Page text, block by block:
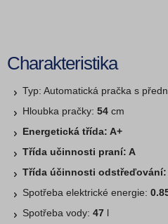
Charakteristika
Typ: Automatická pračka s
Hloubka pračky: 54 cm
Energetická třída: A+
Třída učinnosti praní: A
Třída účinnosti odstřeďování:
Spotřeba elektrické energie:
Spotřeba vody: 47 l